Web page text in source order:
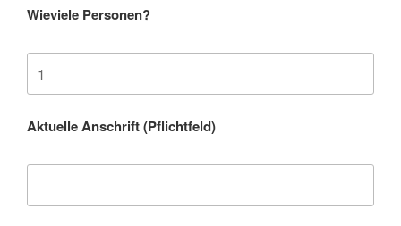
Wieviele Personen?
Aktuelle Anschrift (Pflichtfeld)